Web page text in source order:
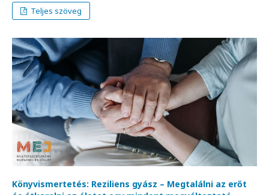
Teljes szöveg
Könyvismertetés: Reziliens gyász – Megtalálni az erőt